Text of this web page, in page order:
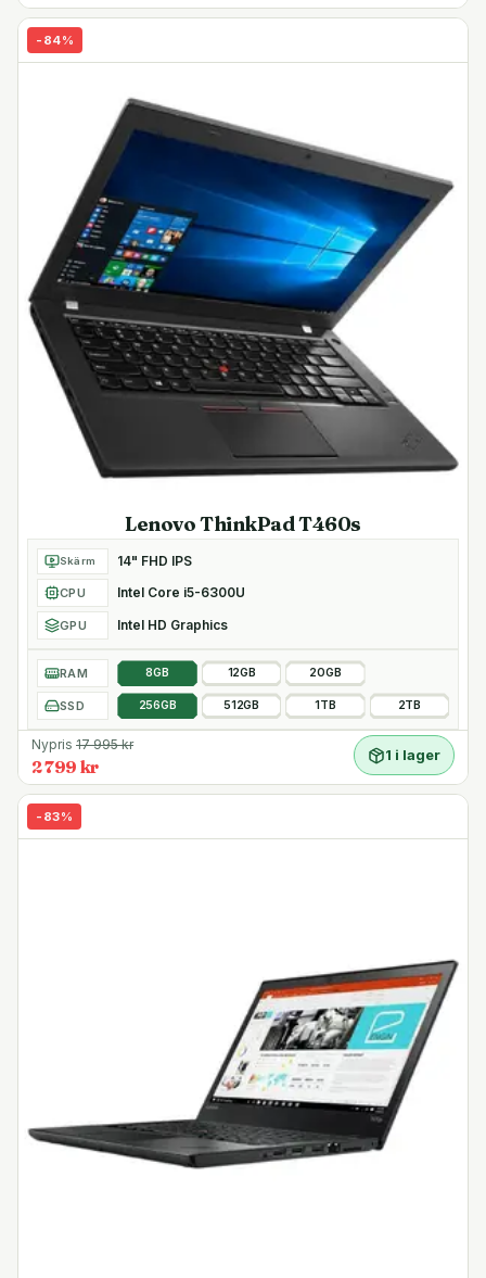
- 84%
Lenovo ThinkPad T460s
Skärm 14" FHD IPS
CPU Intel Core i5-6300U
GPU Intel HD Graphics
RAM 8GB 12GB 20GB
SSD 256GB 512GB 1TB 2TB
Nypris 17 995kr
2 799 kr
1 i lager
- 83%